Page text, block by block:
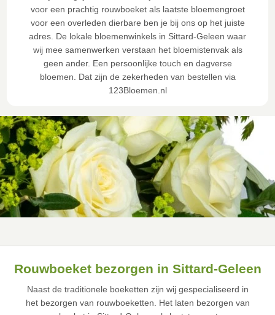
voor een prachtig rouwboeket als laatste bloemengroet
voor een overleden dierbare ben je bij ons op het juiste
adres. De lokale bloemenwinkels in Sittard-Geleen waar
wij mee samenwerken verstaan het bloemistenvak als
geen ander. Een persoonlijke touch en dagverse
bloemen. Dat zijn de zekerheden van bestellen via
123Bloemen.nl
Rouwboeket bezorgen in Sittard-Geleen
Naast de traditionele boeketten zijn wij gespecialiseerd in
het bezorgen van rouwboeketten. Het laten bezorgen van